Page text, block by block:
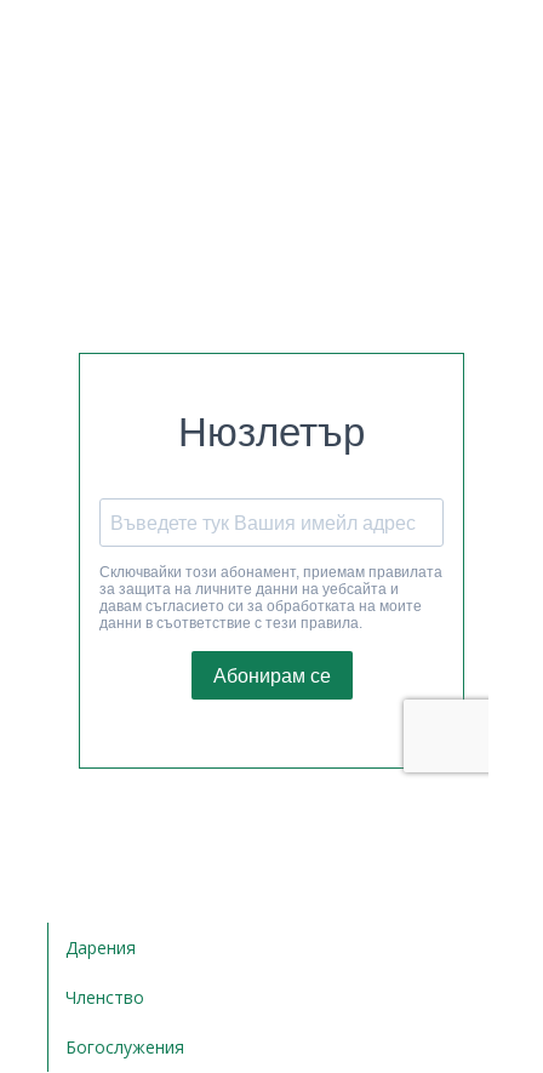
Дарения
Членство
Богослужения